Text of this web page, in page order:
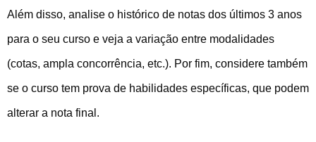
Além disso, analise o histórico de notas dos últimos 3 anos
para o seu curso e veja a variação entre modalidades
(cotas, ampla concorrência, etc.). Por fim, considere também
se o curso tem prova de habilidades específicas, que podem
alterar a nota final.